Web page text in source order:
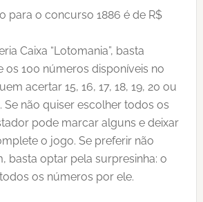
para o concurso 1886 é de R$
Caixa “Lotomania”, basta
os 100 números disponíveis no
acertar 15, 16, 17, 18, 19, 20 ou
Se não quiser escolher todos os
pode marcar alguns e deixar
o jogo. Se preferir não
basta optar pela surpresinha: o
os números por ele.